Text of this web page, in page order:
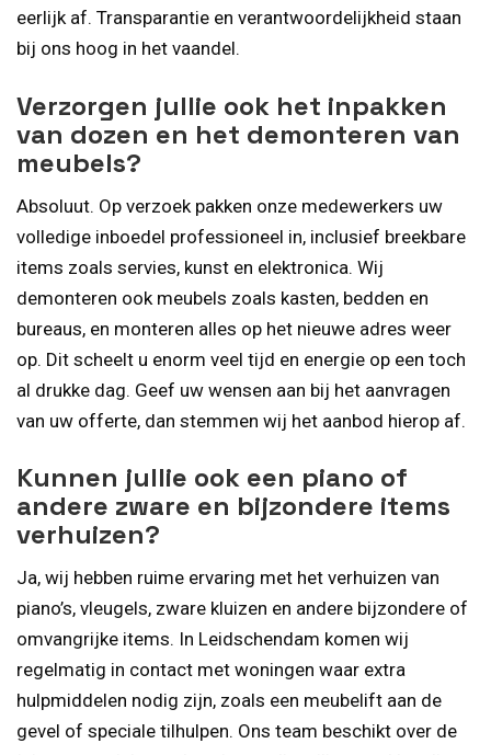
eerlijk af. Transparantie en verantwoordelijkheid staan
bij ons hoog in het vaandel.
Verzorgen jullie ook het inpakken
van dozen en het demonteren van
meubels?
Absoluut. Op verzoek pakken onze medewerkers uw
volledige inboedel professioneel in, inclusief breekbare
items zoals servies, kunst en elektronica. Wij
demonteren ook meubels zoals kasten, bedden en
bureaus, en monteren alles op het nieuwe adres weer
op. Dit scheelt u enorm veel tijd en energie op een toch
al drukke dag. Geef uw wensen aan bij het aanvragen
van uw offerte, dan stemmen wij het aanbod hierop af.
Kunnen jullie ook een piano of
andere zware en bijzondere items
verhuizen?
Ja, wij hebben ruime ervaring met het verhuizen van
piano’s, vleugels, zware kluizen en andere bijzondere of
omvangrijke items. In Leidschendam komen wij
regelmatig in contact met woningen waar extra
hulpmiddelen nodig zijn, zoals een meubelift aan de
gevel of speciale tilhulpen. Ons team beschikt over de